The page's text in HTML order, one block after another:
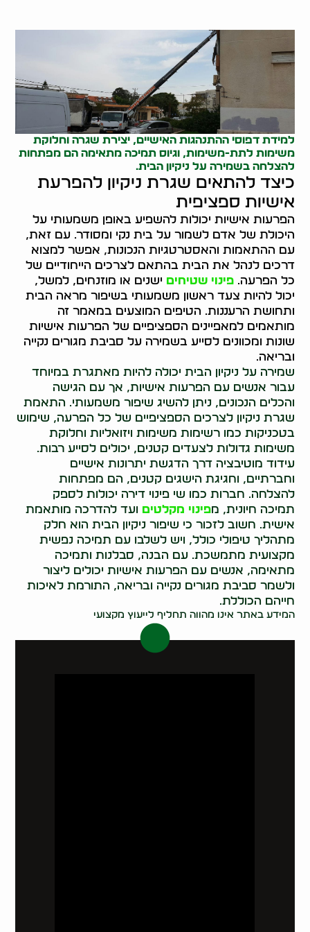
למידת דפוסי ההתנהגות האישיים, יצירת שגרה וחלוקת
משימות לתת-משימות, וגיוס תמיכה מתאימה הם מפתחות
להצלחה בשמירה על ניקיון הבית.
כיצד להתאים שגרת ניקיון להפרעת
אישיות ספציפית
הפרעות אישיות יכולות להשפיע באופן משמעותי על
היכולת של אדם לשמור על בית נקי ומסודר. עם זאת,
עם ההתאמות והאסטרטגיות הנכונות, אפשר למצוא
דרכים לנהל את הבית בהתאם לצרכים הייחודיים של
כל הפרעה.פינוי שטיחים ישנים או מוזנחים, למשל,
יכול להיות צעד ראשון משמעותי בשיפור מראה הבית
ותחושת הרעננות. הטיפים המוצעים במאמר זה
מותאמים למאפיינים הספציפיים של הפרעות אישיות
שונות ומכוונים לסייע בשמירה על סביבת מגורים נקייה
ובריאה.
שמירה על ניקיון הבית יכולה להיות מאתגרת במיוחד
עבור אנשים עם הפרעות אישיות, אך עם הגישה
והכלים הנכונים, ניתן להשיג שיפור משמעותי. התאמת
שגרת ניקיון לצרכים הספציפיים של כל הפרעה, שימוש
בטכניקות כמו רשימות משימות ויזואליות וחלוקת
משימות גדולות לצעדים קטנים, יכולים לסייע רבות.
עידוד מוטיבציה דרך הדגשת יתרונות אישיים
וחברתיים, וחגיגת הישגים קטנים, הם מפתחות
להצלחה. חברות כמו שי פינוי דירה יכולות לספק
תמיכה חיונית, מפינוי מקלטים ועד להדרכה מותאמת
אישית. חשוב לזכור כי שיפור ניקיון הבית הוא חלק
מתהליך טיפולי כולל, ויש לשלבו עם תמיכה נפשית
מקצועית מתמשכת. עם הבנה, סבלנות ותמיכה
מתאימה, אנשים עם הפרעות אישיות יכולים ליצור
ולשמר סביבת מגורים נקייה ובריאה, התורמת לאיכות
חייהם הכוללת.
המידע באתר אינו מהווה תחליף לייעוץ מקצועי